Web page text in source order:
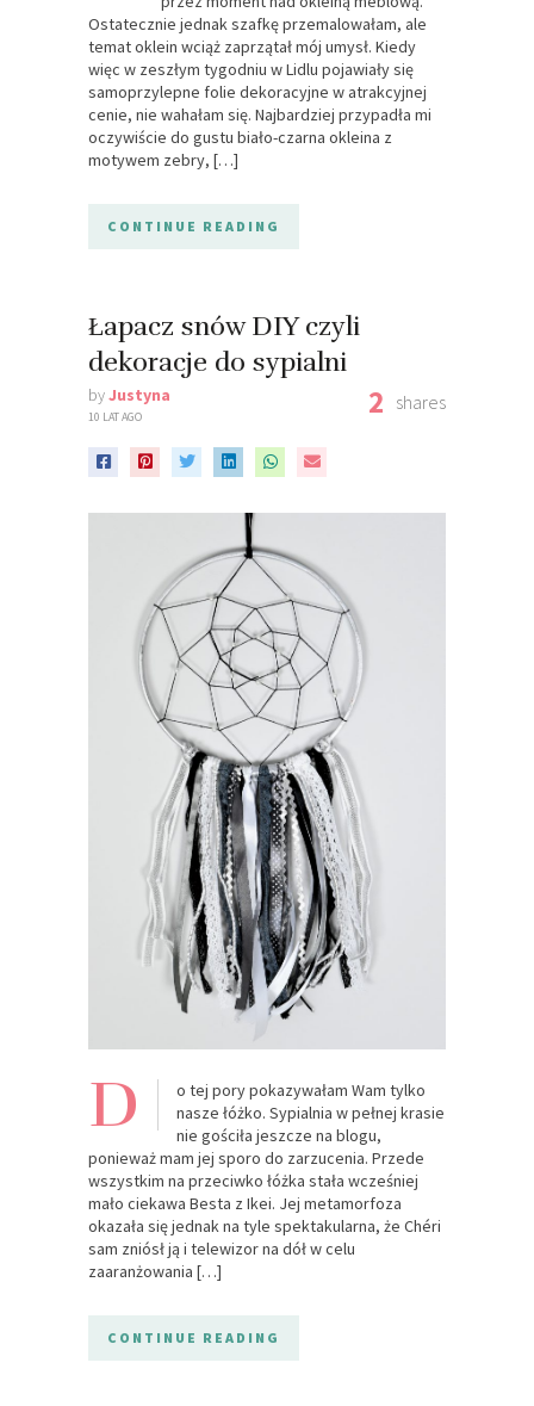
Ostatecznie jednak szafkę przemalowałam, ale
temat oklein wciąż zaprzątał mój umysł. Kiedy
więc w zeszłym tygodniu w Lidlu pojawiały się
samoprzylepne folie dekoracyjne w atrakcyjnej
cenie, nie wahałam się. Najbardziej przypadła mi
oczywiście do gustu biało-czarna okleina z
motywem zebry, […]
CONTINUE READING
Łapacz snów DIY czyli
dekoracje do sypialni
byJustyna
10 LAT AGO 2 shares
D
o tej pory pokazywałam Wam tylko
nasze łóżko. Sypialnia w pełnej krasie
nie gościła jeszcze na blogu,
ponieważ mam jej sporo do zarzucenia. Przede
wszystkim na przeciwko łóżka stała wcześniej
mało ciekawa Besta z Ikei. Jej metamorfoza
okazała się jednak na tyle spektakularna, że Chéri
sam zniósł ją i telewizor na dół w celu
zaaranżowania […]
CONTINUE READING